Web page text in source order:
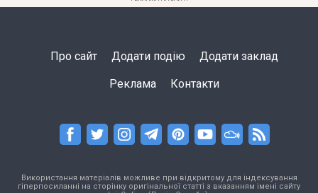
Про сайт Додати подію Додати заклад
Реклама Контакти
Використання матеріалів можливе при відкритому для індексування
гіперпосиланні на сторінку оригінальної статті з вказанням імені сайту